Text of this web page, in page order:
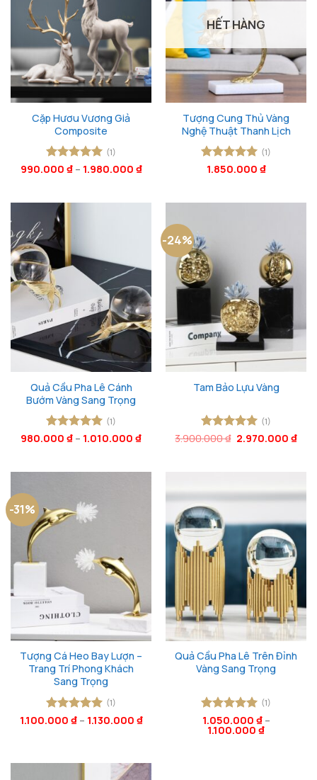
Cặp Hươu Vương Giả
Composite
Được xếp
(1)
990.000 ₫– 1.980.000 ₫
HẾT HÀNG
Tượng Cung Thủ Vàng
Nghệ Thuật Thanh Lịch
Được xếp
(1)
1.850.000 ₫
Quả Cầu Pha Lê Cánh
Bướm Vàng Sang Trọng
Được xếp
(1)
980.000 ₫ – 1.010.000 ₫
-24%
Tam Bảo Lựu Vàng
Được xếp
(1)
3.900.000₫ Giá
2.970.000 ₫Giá
-31%
Tượng Cá Heo Bay Lượn –
Trang Trí Phong Khách
Sang Trọng
Được xếp
(1)
1.100.000 ₫– 1.130.000 ₫
Quả Cầu Pha Lê Trên Đỉnh
Vàng Sang Trọng
Được xếp
hạng55
(1)
1.050.000 ₫–
1.100.000 ₫